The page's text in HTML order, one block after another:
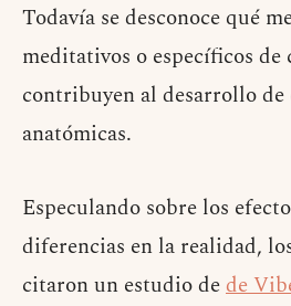
Todavía se desconoce qué
meditativos o específicos de
contribuyen al desarrollo de
anatómicas.
Especulando sobre los
diferencias en la realidad,
citaron un estudio dede